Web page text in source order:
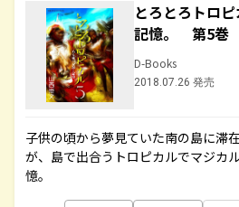
とろとろトロ
記憶。 第5巻
D-Books
2018.07.26 発売
子供の頃から夢見ていた南の島に滞
が、島で出合うトロピカルでマジカ
憶。